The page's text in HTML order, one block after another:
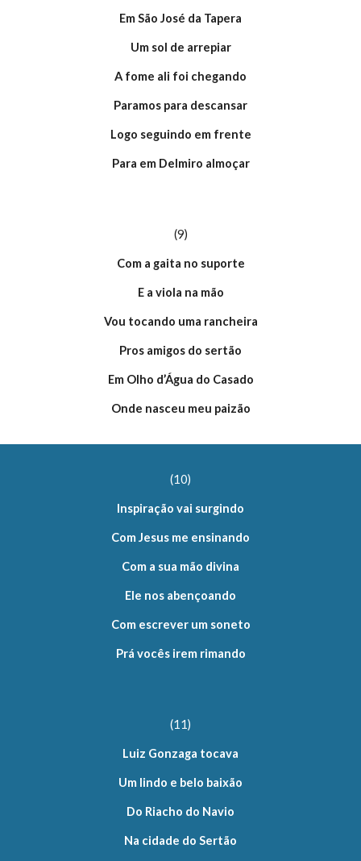
Em São José da Tapera
Um sol de arrepiar
A fome ali foi chegando
Paramos para descansar
Logo seguindo em frente
Para em Delmiro almoçar
(9)
Com a gaita no suporte
E a viola na mão
Vou tocando uma rancheira
Pros amigos do sertão
Em Olho d’Água do Casado
Onde nasceu meu paizão
(10)
Inspiração vai surgindo
Com Jesus me ensinando
Com a sua mão divina
Ele nos abençoando
Com escrever um soneto
Prá vocês irem rimando
(11)
Luiz Gonzaga tocava
Um lindo e belo baixão
Do Riacho do Navio
Na cidade do Sertão